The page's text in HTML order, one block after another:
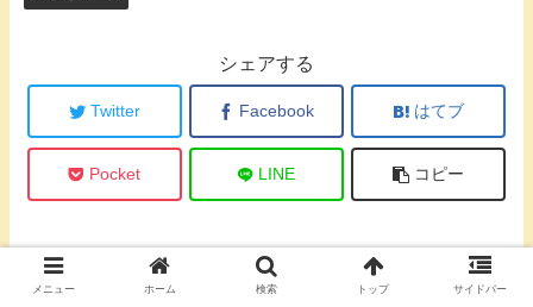
シェアする
Twitter Facebook はてブ
Pocket LINE コピー
harunohikariをフォローする
メニュー ホーム 検索 トップ サイドバー